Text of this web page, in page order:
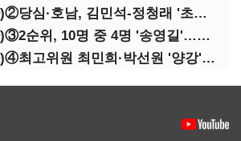
(정기여론조사)②당심·호남, 김민석-정청래 '초접전'
(정기여론조사)③2순위, 10명 중 4명 '송영길'…정청래 '한 자릿수'
(정기여론조사)④최고위원 최민희·박선원 '양강'…서미화·이성윤·임미애 뒤이어